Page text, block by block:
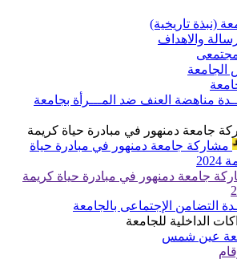
(نبذة تاريخية)
والاهداف
الجامعة
مناهضة العنف ضد المـــرأة بجامعة
جامعة دمنهور في مبادرة حياة كريمة
مشاركة جامعة دمنهور في مبادرة حياة
جامعة دمنهور في مبادرة حياة كريمة
التضامن الإجتماعى بالجامعة
الداخلية للجامعة
عين شمس